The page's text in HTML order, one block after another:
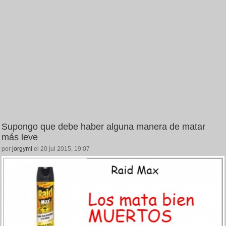
Supongo que debe haber alguna manera de matar
más leve
por jorgyml el 20 jul 2015, 19:07